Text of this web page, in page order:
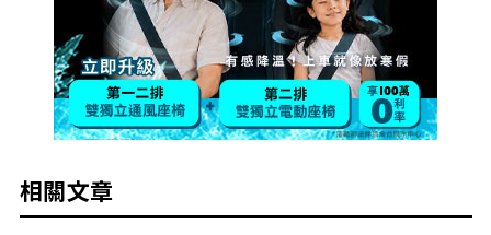
相關文章